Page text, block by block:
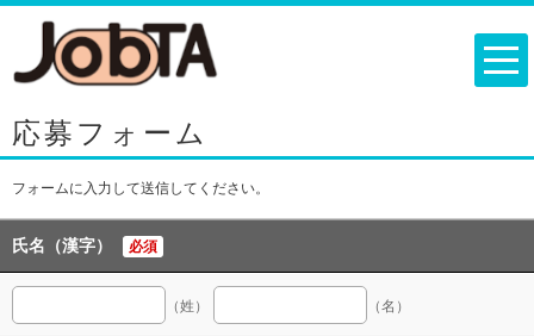
応募フォーム
フォームに入力して送信してください。
氏名（漢字） 必須
（姓） （名）